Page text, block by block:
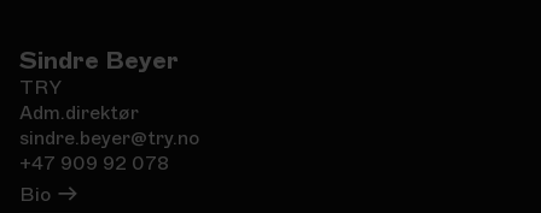
Sindre Beyer
TRY
Adm.direktør
sindre.beyer@try.no
+47 909 92 078
Bio